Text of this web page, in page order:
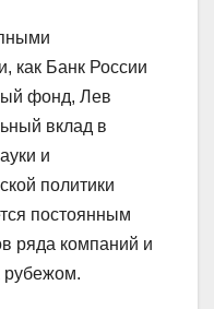
как Банк России
фонд, Лев
вклад в
и
политики
постоянным
ряда компаний и
рубежом.